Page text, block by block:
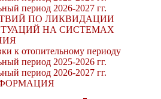
период 2026-2027 гг.
ПО ЛИКВИДАЦИИ
НА СИСТЕМАХ
к отопительному периоду
период 2025-2026 гг.
период 2026-2027 гг.